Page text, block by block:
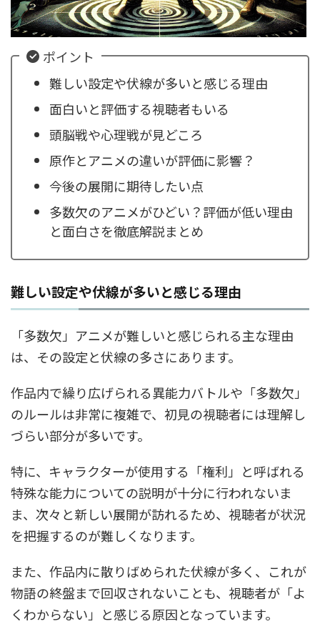
ポイント
難しい設定や伏線が多いと感じる理由
面白いと評価する視聴者もいる
頭脳戦や心理戦が見どころ
原作とアニメの違いが評価に影響？
今後の展開に期待したい点
多数欠のアニメがひどい？評価が低い理由
と面白さを徹底解説まとめ
難しい設定や伏線が多いと感じる理由
「多数欠」アニメが難しいと感じられる主な理由
は、その設定と伏線の多さにあります。
作品内で繰り広げられる異能力バトルや「多数欠」
のルールは非常に複雑で、初見の視聴者には理解し
づらい部分が多いです。
特に、キャラクターが使用する「権利」と呼ばれる
特殊な能力についての説明が十分に行われないま
ま、次々と新しい展開が訪れるため、視聴者が状況
を把握するのが難しくなります。
また、作品内に散りばめられた伏線が多く、これが
物語の終盤まで回収されないことも、視聴者が「よ
くわからない」と感じる原因となっています。